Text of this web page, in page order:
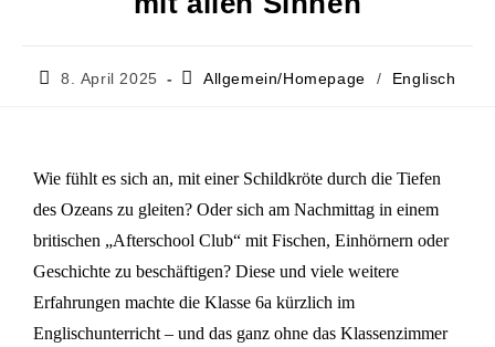
8. April 2025 Allgemein/Homepage / Englisch
Wie fühlt es sich an, mit einer Schildkröte durch die Tiefen
des Ozeans zu gleiten? Oder sich am Nachmittag in einem
britischen „Afterschool Club“ mit Fischen, Einhörnern oder
Geschichte zu beschäftigen? Diese und viele weitere
Erfahrungen machte die Klasse 6a kürzlich im
Englischunterricht – und das ganz ohne das Klassenzimmer